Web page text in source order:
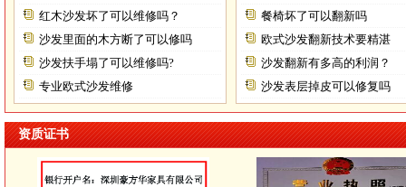
红木沙发坏了可以维修吗？
沙发里面的木方断了可以修吗
沙发扶手塌了可以维修吗?
专业欧式沙发维修
餐椅坏了可以翻新吗
欧式沙发翻新技术要精湛
沙发翻新有多高的利润？
沙发表层掉皮可以修复吗
资质证书